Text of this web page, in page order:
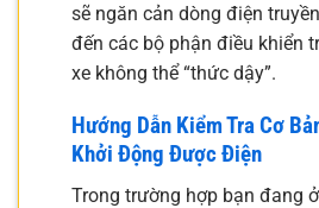
sẽ ngăn cản dòng điện
đến các bộ phận điều khiển
xe không thể “thức dậy”.
Hướng Dẫn Kiểm Tra Cơ
Khởi Động Được Điện
Trong trường hợp bạn đang